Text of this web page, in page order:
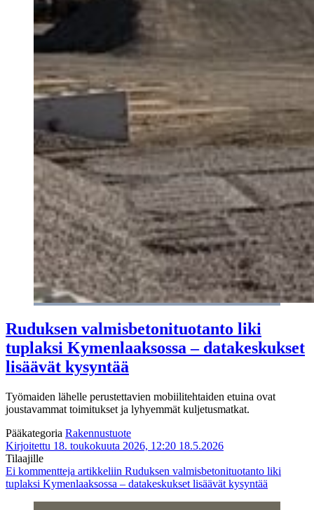
Ruduksen valmisbetonituotanto liki
tuplaksi Kymenlaaksossa – datakeskukset
lisäävät kysyntää
Työmaiden lähelle perustettavien mobiilitehtaiden etuina ovat
joustavammat toimitukset ja lyhyemmät kuljetusmatkat.
Pääkategoria Rakennustuote
Kirjoitettu 18. toukokuuta 2026, 12:20 18.5.2026
Tilaajille
Ei kommentteja artikkeliin Ruduksen valmisbetonituotanto liki
tuplaksi Kymenlaaksossa – datakeskukset lisäävät kysyntää